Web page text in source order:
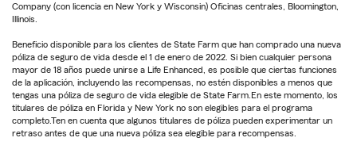
Company (con licencia en New York y Wisconsin) Oficinas centrales, Bloomington,
Illinois.
Beneficio disponible para los clientes de State Farm que han comprado una nueva
póliza de seguro de vida desde el 1 de enero de 2022. Si bien cualquier persona
mayor de 18 años puede unirse a Life Enhanced, es posible que ciertas funciones
de la aplicación, incluyendo las recompensas, no estén disponibles a menos que
tengas una póliza de seguro de vida elegible de State Farm.En este momento, los
titulares de póliza en Florida y New York no son elegibles para el programa
completo.Ten en cuenta que algunos titulares de póliza pueden experimentar un
retraso antes de que una nueva póliza sea elegible para recompensas.